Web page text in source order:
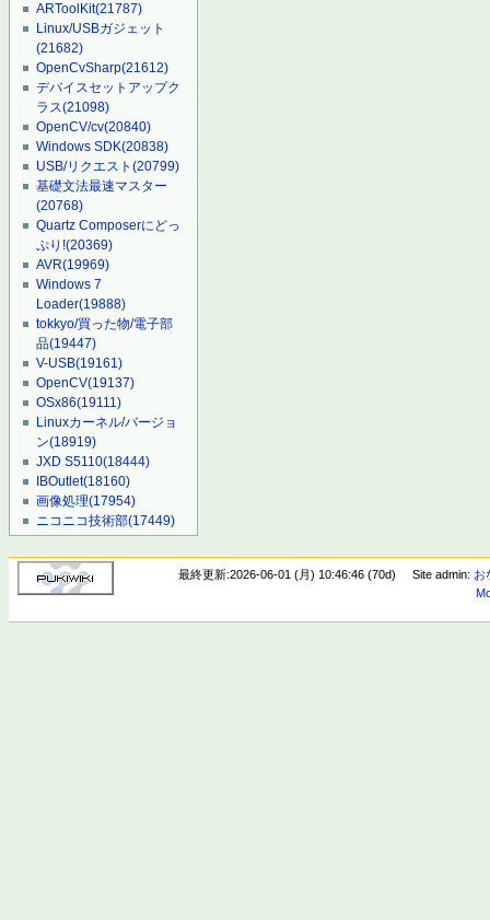
ARToolKit(21787)
Linux/USBガジェット
(21682)
OpenCvSharp(21612)
デバイスセットアップク
ラス(21098)
OpenCV/cv(20840)
Windows SDK(20838)
USB/リクエスト(20799)
基礎文法最速マスター
(20768)
Quartz Composerにどっ
ぷり!(20369)
AVR(19969)
Windows 7
Loader(19888)
tokkyo/買った物/電子部
品(19447)
V-USB(19161)
OpenCV(19137)
OSx86(19111)
Linuxカーネル/バージョ
ン(18919)
JXD S5110(18444)
IBOutlet(18160)
画像処理(17954)
ニコニコ技術部(17449)
最終更新:2026-06-01 (月) 10:46:46 (70d) Site admin: お